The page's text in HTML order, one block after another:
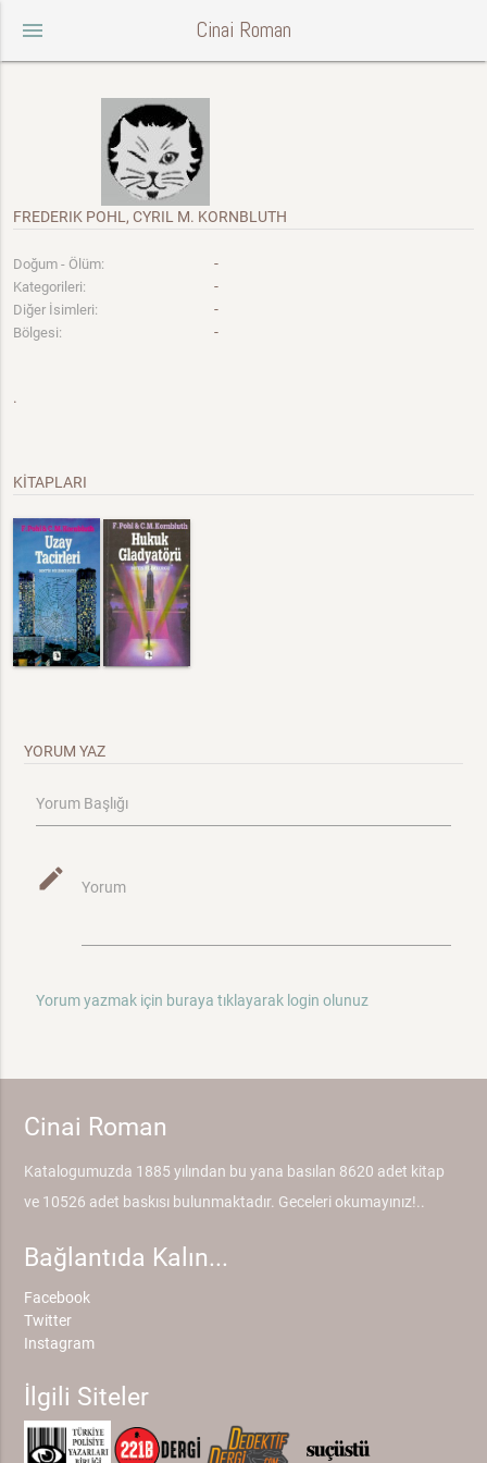
menu Cinai Roman
FREDERIK POHL, CYRIL M. KORNBLUTH
Doğum - Ölüm: -
Kategorileri: -
Diğer İsimleri: -
Bölgesi: -
.
KİTAPLARI
YORUM YAZ
Yorum Başlığı
mode_edit Yorum
Yorum yazmak için buraya tıklayarak login olunuz
Cinai Roman
Katalogumuzda 1885 yılından bu yana basılan 8620 adet kitap
ve 10526 adet baskısı bulunmaktadır. Geceleri okumayınız!..
Bağlantıda Kalın...
Facebook
Twitter
Instagram
İlgili Siteler